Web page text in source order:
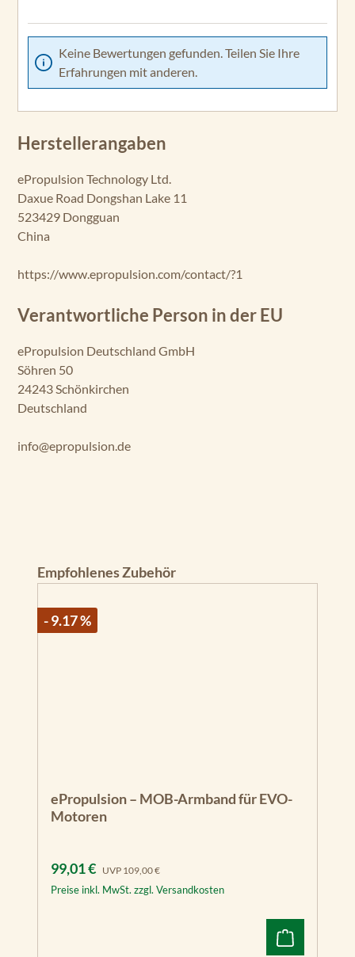
Keine Bewertungen gefunden. Teilen Sie Ihre
Erfahrungen mit anderen.
Herstellerangaben
ePropulsion Technology Ltd.
Daxue Road Dongshan Lake 11
523429 Dongguan
China
https://www.epropulsion.com/contact/?1
Verantwortliche Person in der EU
ePropulsion Deutschland GmbH
Söhren 50
24243 Schönkirchen
Deutschland
info@epropulsion.de
Produktgalerie überspringen
Empfohlenes Zubehör
- 9.17 %
ePropulsion – MOB-Armband für EVO-
Motoren
Verkaufspreis:
99,01 € UVP Regulärer Preis:
109,00 €
Preise inkl. MwSt. zzgl. Versandkosten